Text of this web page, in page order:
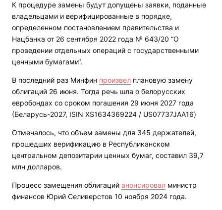
К процедуре замены будут допущены заявки, поданные
владельцами и верифицированные в порядке,
определенном постановлением правительства и
Нацбанка от 26 сентября 2022 года № 643/20 “О
проведении отдельных операций с государственными
ценными бумагами“.
В последний раз Минфин произвел плановую замену
облигаций 26 июня. Тогда речь шла о белорусских
евробондах со сроком погашения 29 июня 2027 года
(Беларусь-2027, ISIN XS1634369224 / US07737JAA16)
Отмечалось, что объем замены для 345 держателей,
прошедших верификацию в Республиканском
центральном депозитарии ценных бумаг, составил 39,7
млн долларов.
Процесс замещения облигаций анонсировал министр
финансов Юрий Селиверстов 10 ноября 2024 года.